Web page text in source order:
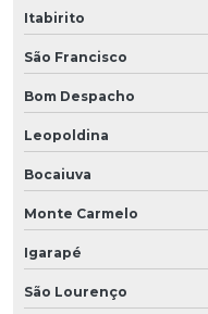
Itabirito
São Francisco
Bom Despacho
Leopoldina
Bocaiuva
Monte Carmelo
Igarapé
São Lourenço